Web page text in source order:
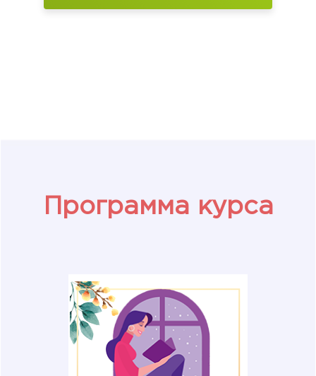
Программа курса
На курсе мы разберемся,
почему попытки обрести